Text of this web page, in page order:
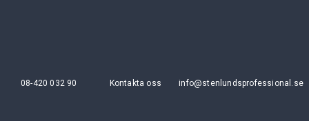
08-420 032 90 Kontakta oss info@stenlundsprofessional.se